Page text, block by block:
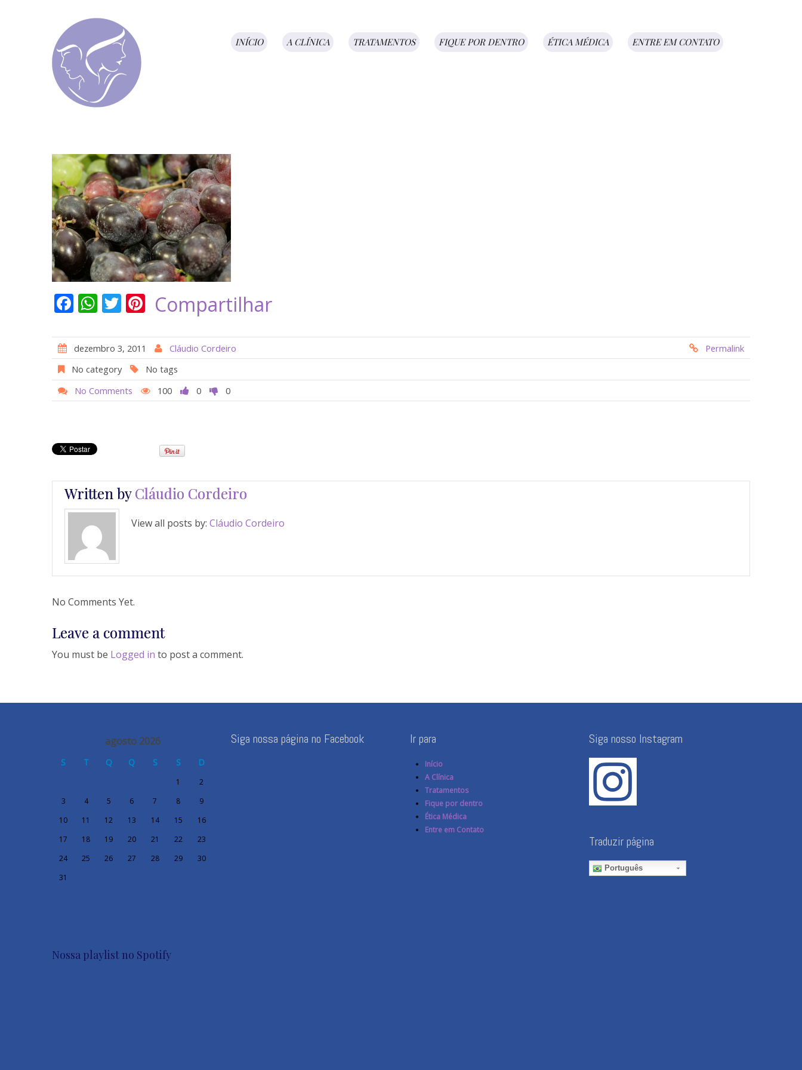
INÍCIO A CLÍNICA TRATAMENTOS FIQUE POR DENTRO ÉTICA MÉDICA ENTRE EM CONTATO
F
e
b
o
o
W
at
s
A
p
T
itt
er
Pi
er
e
st
Compartilhar
dezembro 3, 2011 Cláudio Cordeiro
Permalink
No category
No tags
No Comments
100 0 0
Written byCláudio Cordeiro
View all posts by: Cláudio Cordeiro
No Comments Yet.
Leave a comment
You must be Logged in to post a comment.
agosto 2026
S T Q Q S S D
1
2
3
4 5 6 7 8
9
10
11 12 13 14 15
16
17
18 19 20 21 22
23
24
25 26 27 28 29
30
31
Siga nossa página no Facebook Ir para
Início
A Clínica
Tratamentos
Fique por dentro
Ética Médica
Entre em Contato
Siga nosso Instagram
Traduzir página
Português
Nossa playlist no Spotify